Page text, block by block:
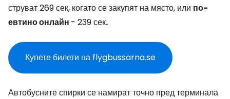
струват 269 сек, когато се закупят на място, или по-
евтино онлайн - 239 сек.
Купете билети на flygbussarna.se
Автобусните спирки се намират точно пред терминала